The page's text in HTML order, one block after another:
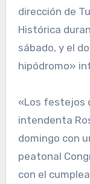
dirección de
Histórica
sábado, y el
hipódromo»
«Los festejos
intendenta
domingo con
peatonal
con el